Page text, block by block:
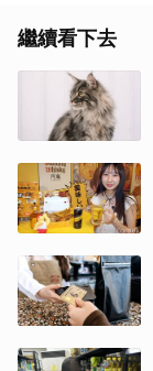
繼續看下去